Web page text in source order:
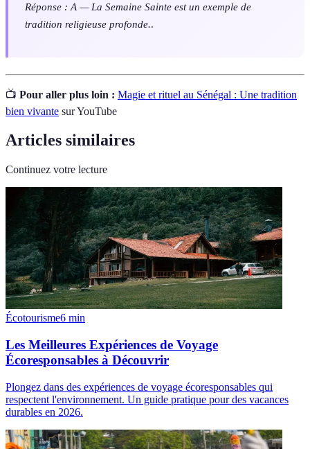
Réponse : A — La Semaine Sainte est un exemple de
tradition religieuse profonde..
📺 Pour aller plus loin : Magie et rituel au Sénégal : Une tradition
bien vivante sur YouTube
Articles similaires
Continuez votre lecture
Écotourisme6 min
Les Meilleures Expériences de Voyage
Écoresponsables à Découvrir
Plongez dans des expériences de voyage écoresponsables qui
respectent l'environnement. Un guide pratique pour des vacances
durables en 2026.